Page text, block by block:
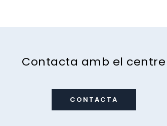
Contacta amb el centre
CONTACTA